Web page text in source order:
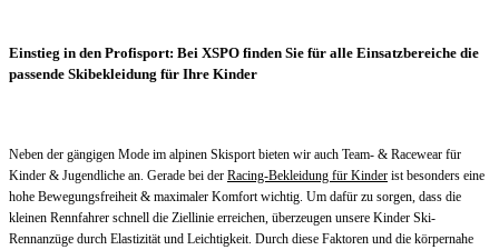
Einstieg in den Profisport: Bei XSPO finden Sie für alle Einsatzbereiche die
passende Skibekleidung für Ihre Kinder
Neben der gängigen Mode im alpinen Skisport bieten wir auch Team- & Racewear für
Kinder & Jugendliche an. Gerade bei der Racing-Bekleidung für Kinder ist besonders eine
hohe Bewegungsfreiheit & maximaler Komfort wichtig. Um dafür zu sorgen, dass die
kleinen Rennfahrer schnell die Ziellinie erreichen, überzeugen unsere Kinder Ski-
Rennanzüge durch Elastizität und Leichtigkeit. Durch diese Faktoren und die körpernahe